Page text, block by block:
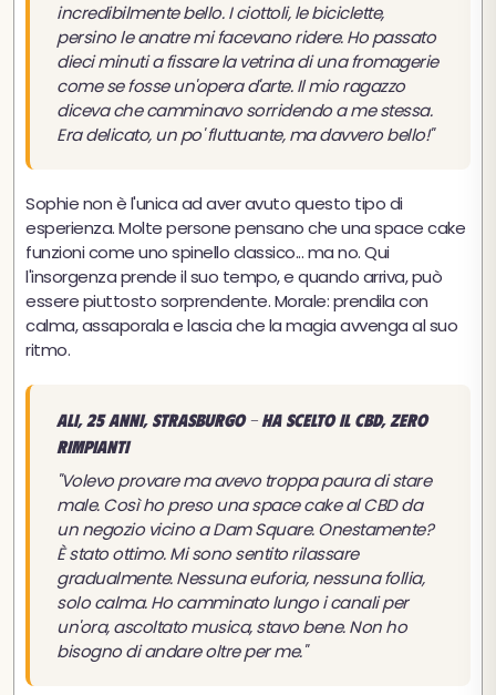
incredibilmente bello. I ciottoli, le biciclette,
persino le anatre mi facevano ridere. Ho passato
dieci minuti a fissare la vetrina di una fromagerie
come se fosse un'opera d'arte. Il mio ragazzo
diceva che camminavo sorridendo a me stessa.
Era delicato, un po' fluttuante, ma davvero bello!"
Sophie non è l'unica ad aver avuto questo tipo di
esperienza. Molte persone pensano che una space cake
funzioni come uno spinello classico... ma no. Qui
l'insorgenza prende il suo tempo, e quando arriva, può
essere piuttosto sorprendente. Morale: prendila con
calma, assaporala e lascia che la magia avvenga al suo
ritmo.
Ali, 25 anni, Strasburgo - Ha scelto il CBD, zero
rimpianti
"Volevo provare ma avevo troppa paura di stare
male. Così ho preso una space cake al CBD da
un negozio vicino a Dam Square. Onestamente?
È stato ottimo. Mi sono sentito rilassare
gradualmente. Nessuna euforia, nessuna follia,
solo calma. Ho camminato lungo i canali per
un'ora, ascoltato musica, stavo bene. Non ho
bisogno di andare oltre per me."